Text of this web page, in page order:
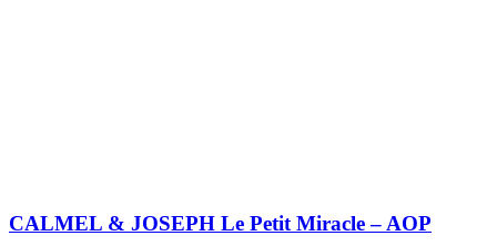
CALMEL & JOSEPH Le Petit Miracle – AOP